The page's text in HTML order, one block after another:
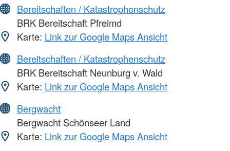
Bereitschaften / Katastrophenschutz
BRK Bereitschaft Pfreimd
Karte: Link zur Google Maps Ansicht
Bereitschaften / Katastrophenschutz
BRK Bereitschaft Neunburg v. Wald
Karte: Link zur Google Maps Ansicht
Bergwacht
Bergwacht Schönseer Land
Karte: Link zur Google Maps Ansicht